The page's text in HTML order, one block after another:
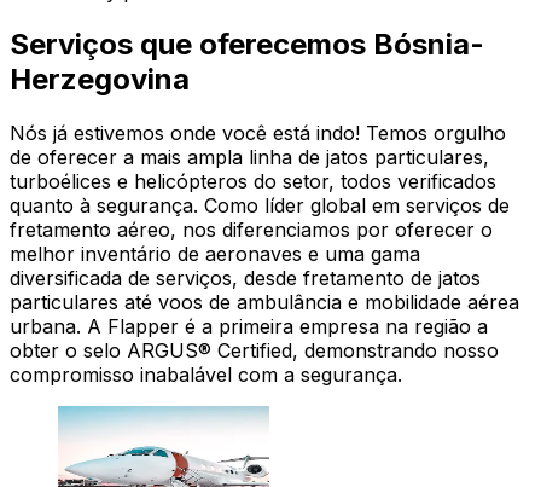
Serviços que oferecemos Bósnia-
Herzegovina
Nós já estivemos onde você está indo! Temos orgulho
de oferecer a mais ampla linha de jatos particulares,
turboélices e helicópteros do setor, todos verificados
quanto à segurança. Como líder global em serviços de
fretamento aéreo, nos diferenciamos por oferecer o
melhor inventário de aeronaves e uma gama
diversificada de serviços, desde fretamento de jatos
particulares até voos de ambulância e mobilidade aérea
urbana. A Flapper é a primeira empresa na região a
obter o selo ARGUS® Certified, demonstrando nosso
compromisso inabalável com a segurança.